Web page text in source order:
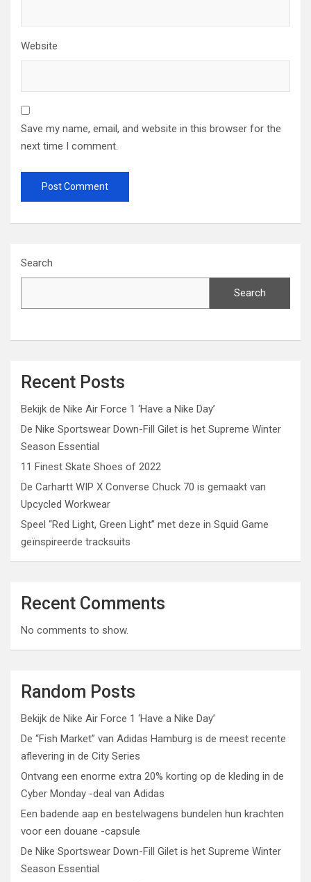
Website
Save my name, email, and website in this browser for the
next time I comment.
Search
Search
Recent Posts
Bekijk de Nike Air Force 1 ‘Have a Nike Day’
De Nike Sportswear Down-Fill Gilet is het Supreme Winter
Season Essential
11 Finest Skate Shoes of 2022
De Carhartt WIP X Converse Chuck 70 is gemaakt van
Upcycled Workwear
Speel “Red Light, Green Light” met deze in Squid Game
geïnspireerde tracksuits
Recent Comments
No comments to show.
Random Posts
Bekijk de Nike Air Force 1 ‘Have a Nike Day’
De “Fish Market” van Adidas Hamburg is de meest recente
aflevering in de City Series
Ontvang een enorme extra 20% korting op de kleding in de
Cyber ​​Monday -deal van Adidas
Een badende aap en bestelwagens bundelen hun krachten
voor een douane -capsule
De Nike Sportswear Down-Fill Gilet is het Supreme Winter
Season Essential